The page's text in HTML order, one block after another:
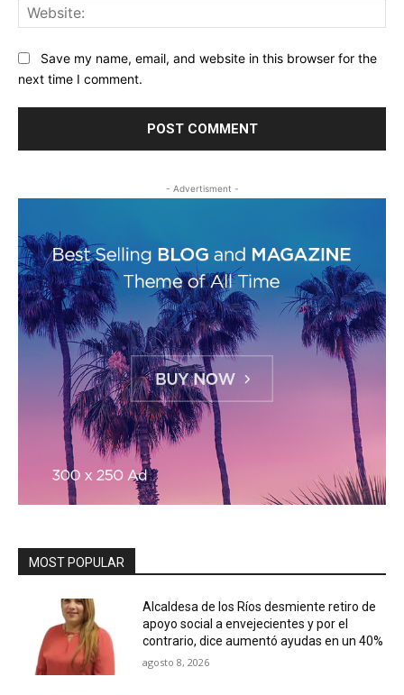
Save my name, email, and website in this browser for the
next time I comment.
- Advertisment -
MOST POPULAR
Alcaldesa de los Ríos desmiente retiro de
apoyo social a envejecientes y por el
contrario, dice aumentó ayudas en un 40%
agosto 8, 2026